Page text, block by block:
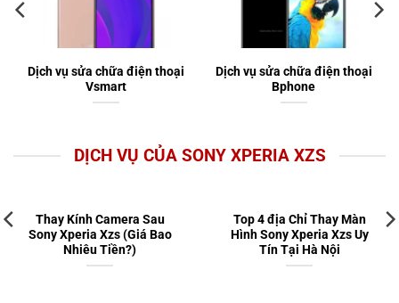
Dịch vụ sửa chữa điện thoại
Vsmart
Dịch vụ sửa chữa điện thoại
Bphone
DỊCH VỤ CỦA SONY XPERIA XZS
Thay Kính Camera Sau
Sony Xperia Xzs (Giá Bao
Nhiêu Tiền?)
Top 4 địa Chỉ Thay Màn
Hình Sony Xperia Xzs Uy
Tín Tại Hà Nội